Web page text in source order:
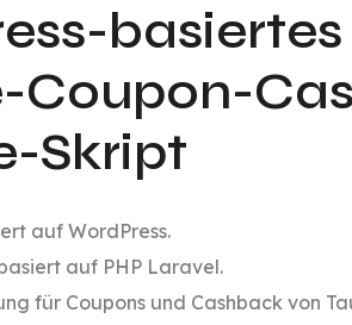
basiertes
Coupon-
Skript
auf WordPress.
auf PHP Laravel.
für Coupons und Cashback von